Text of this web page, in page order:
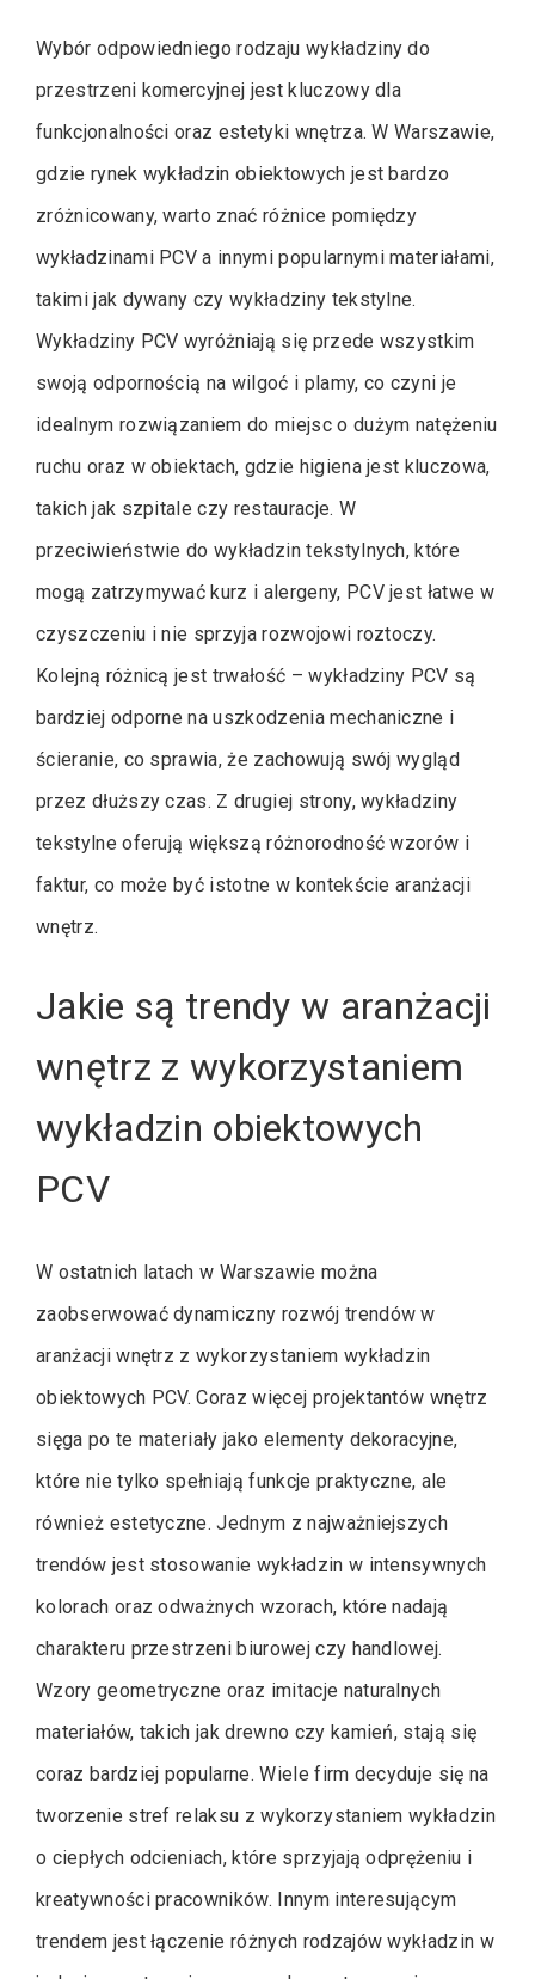
Wybór odpowiedniego rodzaju wykładziny do
przestrzeni komercyjnej jest kluczowy dla
funkcjonalności oraz estetyki wnętrza. W Warszawie,
gdzie rynek wykładzin obiektowych jest bardzo
zróżnicowany, warto znać różnice pomiędzy
wykładzinami PCV a innymi popularnymi materiałami,
takimi jak dywany czy wykładziny tekstylne.
Wykładziny PCV wyróżniają się przede wszystkim
swoją odpornością na wilgoć i plamy, co czyni je
idealnym rozwiązaniem do miejsc o dużym natężeniu
ruchu oraz w obiektach, gdzie higiena jest kluczowa,
takich jak szpitale czy restauracje. W
przeciwieństwie do wykładzin tekstylnych, które
mogą zatrzymywać kurz i alergeny, PCV jest łatwe w
czyszczeniu i nie sprzyja rozwojowi roztoczy.
Kolejną różnicą jest trwałość – wykładziny PCV są
bardziej odporne na uszkodzenia mechaniczne i
ścieranie, co sprawia, że zachowują swój wygląd
przez dłuższy czas. Z drugiej strony, wykładziny
tekstylne oferują większą różnorodność wzorów i
faktur, co może być istotne w kontekście aranżacji
wnętrz.
Jakie są trendy w aranżacji
wnętrz z wykorzystaniem
wykładzin obiektowych
PCV
W ostatnich latach w Warszawie można
zaobserwować dynamiczny rozwój trendów w
aranżacji wnętrz z wykorzystaniem wykładzin
obiektowych PCV. Coraz więcej projektantów wnętrz
sięga po te materiały jako elementy dekoracyjne,
które nie tylko spełniają funkcje praktyczne, ale
również estetyczne. Jednym z najważniejszych
trendów jest stosowanie wykładzin w intensywnych
kolorach oraz odważnych wzorach, które nadają
charakteru przestrzeni biurowej czy handlowej.
Wzory geometryczne oraz imitacje naturalnych
materiałów, takich jak drewno czy kamień, stają się
coraz bardziej popularne. Wiele firm decyduje się na
tworzenie stref relaksu z wykorzystaniem wykładzin
o ciepłych odcieniach, które sprzyjają odprężeniu i
kreatywności pracowników. Innym interesującym
trendem jest łączenie różnych rodzajów wykładzin w